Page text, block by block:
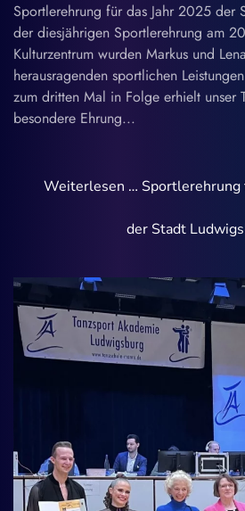
Sportlerehrung für das Jahr 2025 der
der diesjährigen Sportlerehrung am
Kulturzentrum wurden Markus und
herausragenden sportlichen
zum dritten Mal in Folge erhielt unser
besondere Ehrung...
Weiterlesen … Sportlerehrung
der Stadt